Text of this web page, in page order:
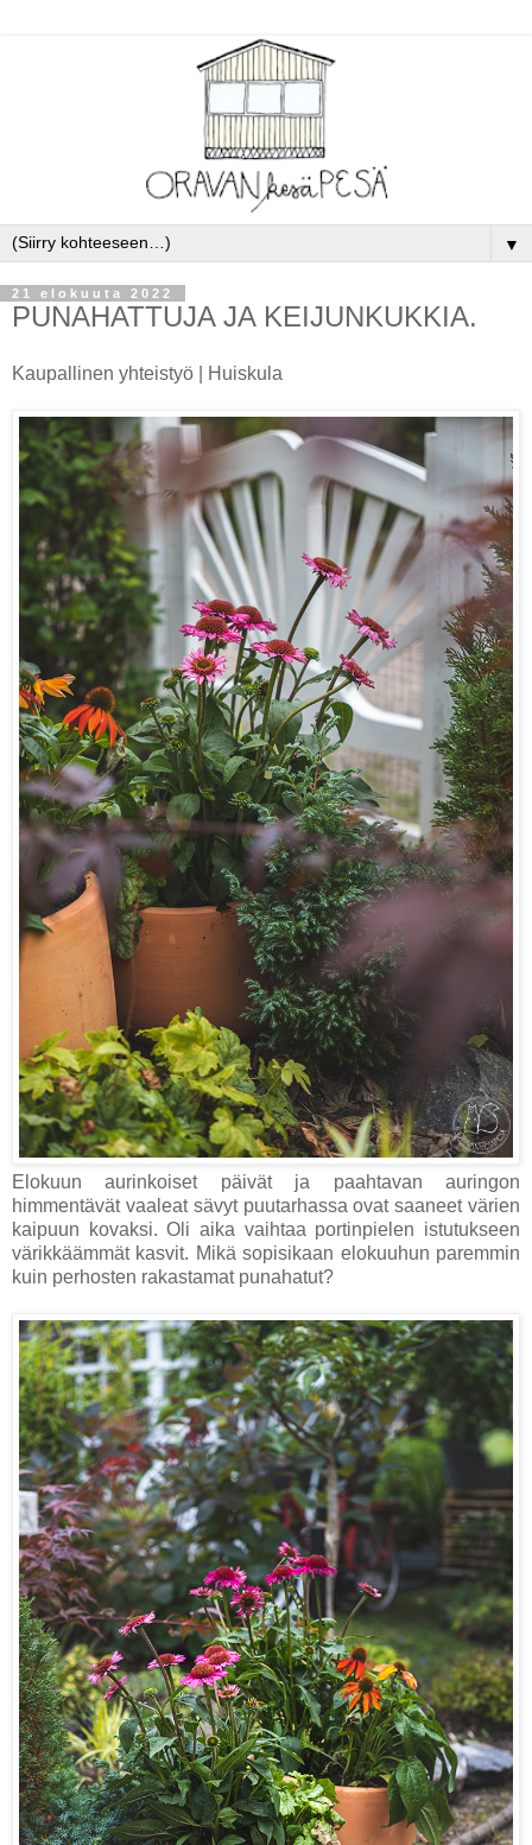
▼
21 elokuuta 2022
PUNAHATTUJA JA KEIJUNKUKKIA.
Kaupallinen yhteistyö | Huiskula
Elokuun aurinkoiset päivät ja paahtavan auringon
himmentävät vaaleat sävyt puutarhassa ovat saaneet värien
kaipuun kovaksi. Oli aika vaihtaa portinpielen istutukseen
värikkäämmät kasvit. Mikä sopisikaan elokuuhun paremmin
kuin perhosten rakastamat punahatut?